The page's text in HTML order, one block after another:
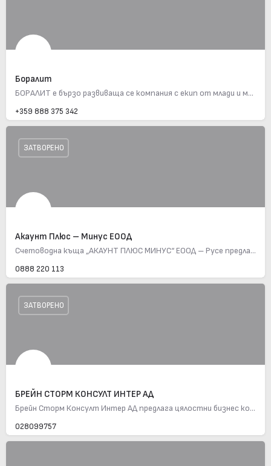
Боралит
БОРАЛИТ е бързо развиваща се компания с екип от млади и мотивирани професионалисти, произвеждаща продукти с…
+359 888 375 342
Акаунт Плюс – Минус ЕООД
Счетоводна къща „АКАУНТ ПЛЮС МИНУС“ ЕООД – Русе предлага пълно счетоводно обслужване на физически и…
0888 220 113
ЗАТВОРЕНО
БРЕЙН СТОРМ КОНСУЛТ ИНТЕР АД
Брейн Сторм Консулт Интер АД предлага цялостни бизнес консултации и дигитално счетоводство. С над 25 години…
028099757
ЗАТВОРЕНО